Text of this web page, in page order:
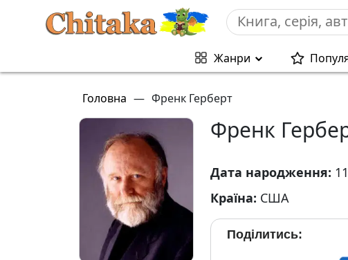
Жанри
Головна — Френк Герберт
Френк
Дата народження:
Країна: США
Поділитись: